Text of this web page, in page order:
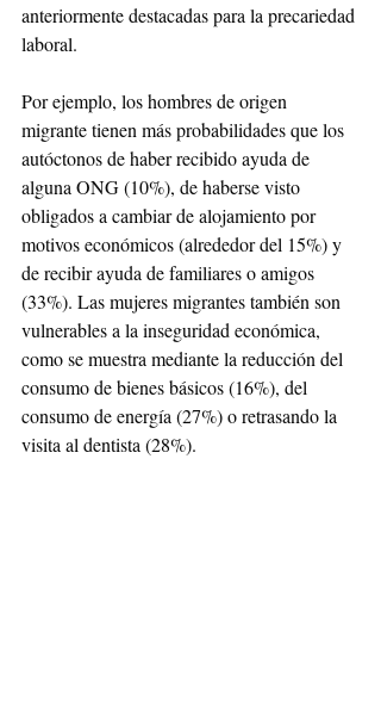
anteriormente destacadas para la precariedad
laboral.
Por ejemplo, los hombres de origen
migrante tienen más probabilidades que los
autóctonos de haber recibido ayuda de
alguna ONG (10%), de haberse visto
obligados a cambiar de alojamiento por
motivos económicos (alrededor del 15%) y
de recibir ayuda de familiares o amigos
(33%). Las mujeres migrantes también son
vulnerables a la inseguridad económica,
como se muestra mediante la reducción del
consumo de bienes básicos (16%), del
consumo de energía (27%) o retrasando la
visita al dentista (28%).